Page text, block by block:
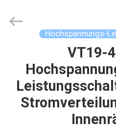
PRODUKTE
(Group)
Co.,Ltd..
Hochspannungs-
VT19-